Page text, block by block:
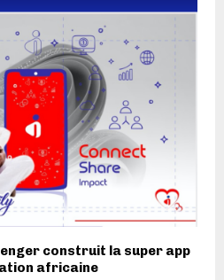
construit la super app
africaine